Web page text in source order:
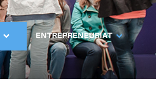
ENTREPRENEURIAT